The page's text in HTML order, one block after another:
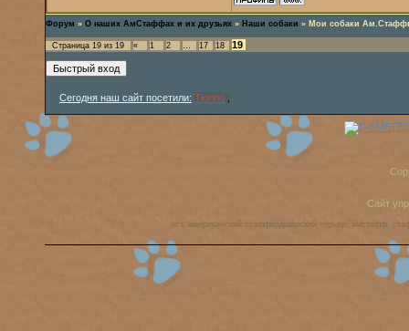
Форум » О наших АмСтаффах и их друзьях » Наши собаки » Мои собаки
Страница 19 из 19 « 1 2 … 17 18 19
Сегодня наш сайт посетили: Tigrino
Сайт
аст, американский стаффордширский терьер, амстафф,